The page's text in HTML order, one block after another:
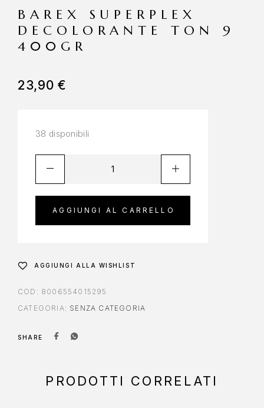
BAREX SUPERPLEX
DECOLORANTE TON 9
400GR
23,90 €
38 disponibili
AGGIUNGI AL CARRELLO
AGGIUNGI ALLA WISHLIST
COD: 8006554015295
CATEGORIA: SENZA CATEGORIA
SHARE
PRODOTTI CORRELATI